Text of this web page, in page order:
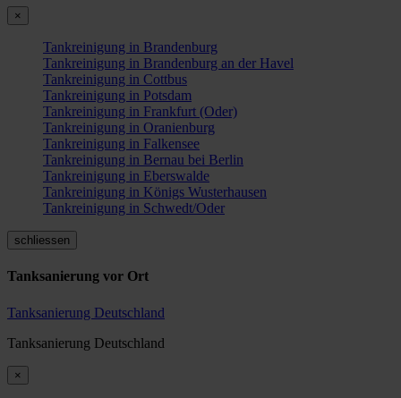
×
Tankreinigung in Brandenburg
Tankreinigung in Brandenburg an der Havel
Tankreinigung in Cottbus
Tankreinigung in Potsdam
Tankreinigung in Frankfurt (Oder)
Tankreinigung in Oranienburg
Tankreinigung in Falkensee
Tankreinigung in Bernau bei Berlin
Tankreinigung in Eberswalde
Tankreinigung in Königs Wusterhausen
Tankreinigung in Schwedt/Oder
schliessen
Tanksanierung vor Ort
Tanksanierung Deutschland
Tanksanierung Deutschland
×